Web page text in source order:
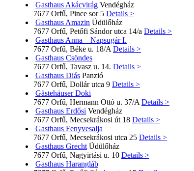
Gasthaus Akácvirág Vendégház
7677 Orfű, Pince sor 5 Details >
Gasthaus Amazin Üdülőház
7677 Orfű, Petőfi Sándor utca 14/a Details >
Gasthaus Anna – Napsugár I.
7677 Orfű, Béke u. 18/A Details >
Gasthaus Csöndes
7677 Orfű, Tavasz u. 14. Details >
Gasthaus Diás Panzió
7677 Orfű, Dollár utca 9 Details >
Gästehäuser Doki
7677 Orfű, Hermann Ottó u. 37/A Details >
Gasthaus Erdősi Vendégház
7677 Orfű, Mecsekrákosi út 18 Details >
Gasthaus Fenyvesalja
7677 Orfű, Mecsekrákosi utca 25 Details >
Gasthaus Grecht Üdülőház
7677 Orfű, Nagyirtási u. 10 Details >
Gasthaus Harangláb